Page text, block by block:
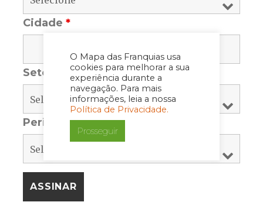
O Mapa das Franquias usa
cookies para melhorar a sua
experiência durante a
navegação. Para mais
informações, leia a nossa
Política de Privacidade.
Prosseguir
Cidade*
Setor
Periodicidade*